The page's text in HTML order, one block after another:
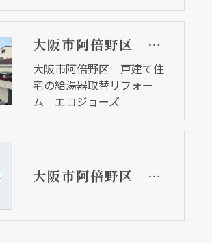
大阪市阿倍野区 戸建て住宅の給湯器取替リフォーム エコジョーズ
大阪市阿倍野区 戸建て住
宅の給湯器取替リフォー
ム エコジョーズ
大阪市阿倍野区 マンションの給湯器取替リフォーム工事 給湯専用タイプ 即入荷出来ます。